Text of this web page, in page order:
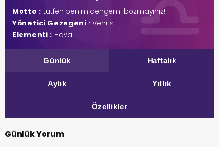
Motto : Lütfen benim dengemi bozmayınız!
Yönetici Gezegeni : Venüs
Elementi : Hava
Günlük Haftalık
Aylık Yıllık
Özellikler
Günlük Yorum